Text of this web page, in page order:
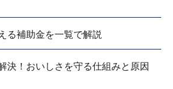
る補助金を一覧で解説
決！おいしさを守る仕組みと原因